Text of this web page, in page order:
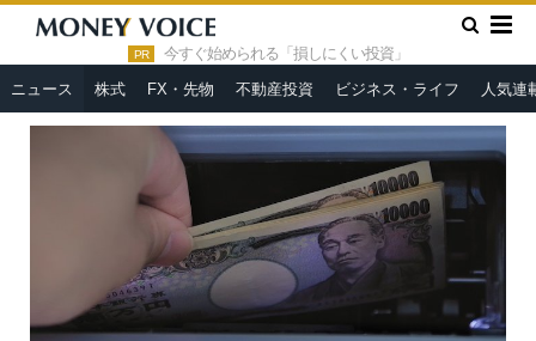
PR 今すぐ始められる「損しにくい投資」
ニュース 株式 FX・先物 不動産投資 ビジネス・ライフ 人気連
HOME » ニュース »
借金1500万円でもやめられない「ギャン
ブル依存症」で自己破産した人たちの体験談とその後の復活劇